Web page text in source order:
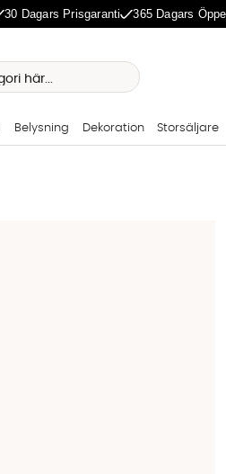
30 Dagars Prisgaranti 365 Dagars
Belysning Dekoration Storsäljare